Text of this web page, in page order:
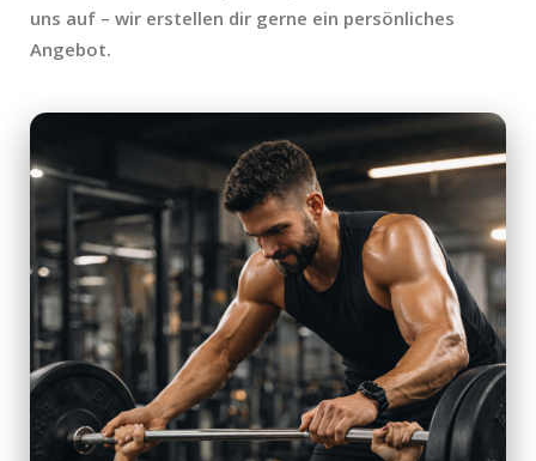
uns auf – wir erstellen dir gerne ein persönliches
Angebot.